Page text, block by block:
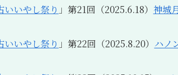
いいやし祭り 」第21回（2025.6.18） 神城
いいやし祭り 」第22回（2025.8.20） ハノ